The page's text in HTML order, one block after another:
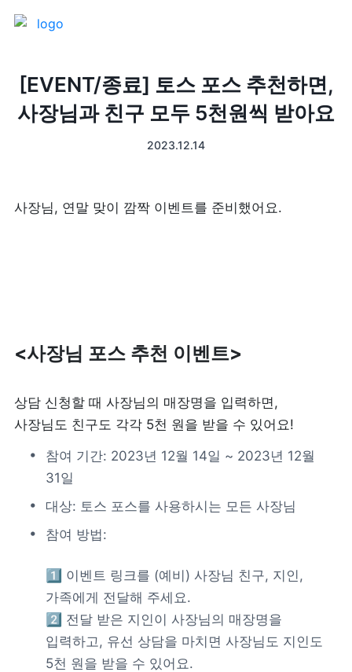
프론트
포스 프로그램
매출 장부
프랜차이즈
업종별 기능
카페・베이커리
술집・바
도・소매업
서비스업
[EVENT/종료] 토스 포스 추천하면,
사장님과 친구 모두 5천원씩 받아요
2023.12.14
사장님, 연말 맞이 깜짝 이벤트를 준비했어요.
<사장님 포스 추천 이벤트>
상담 신청할 때 사장님의 매장명을 입력하면,
사장님도 친구도 각각 5천 원을 받을 수 있어요!
참여 기간: 2023년 12월 14일 ~ 2023년 12월
31일
대상: 토스 포스를 사용하시는 모든 사장님
참여 방법:
1️⃣ 이벤트 링크를 (예비) 사장님 친구, 지인,
가족에게 전달해 주세요.
2️⃣ 전달 받은 지인이 사장님의 매장명을
입력하고, 유선 상담을 마치면 사장님도 지인도
5천 원을 받을 수 있어요.